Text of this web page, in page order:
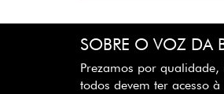
SOBRE O VOZ DA
Prezamos por
todos devem ter acesso